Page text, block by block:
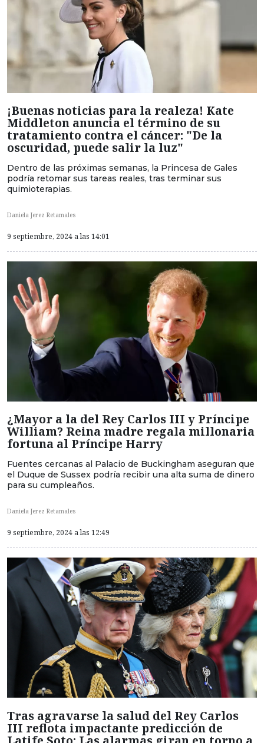
¡Buenas noticias para la realeza! Kate
Middleton anuncia el término de su
tratamiento contra el cáncer: "De la
oscuridad, puede salir la luz"
Dentro de las próximas semanas, la Princesa de Gales
podría retomar sus tareas reales, tras terminar sus
quimioterapias.
Daniela Jerez Retamales
9 septiembre, 2024 a las 14:01
¿Mayor a la del Rey Carlos III y Príncipe
William? Reina madre regala millonaria
fortuna al Príncipe Harry
Fuentes cercanas al Palacio de Buckingham aseguran que
el Duque de Sussex podría recibir una alta suma de dinero
para su cumpleaños.
Daniela Jerez Retamales
9 septiembre, 2024 a las 12:49
Tras agravarse la salud del Rey Carlos
III reflota impactante predicción de